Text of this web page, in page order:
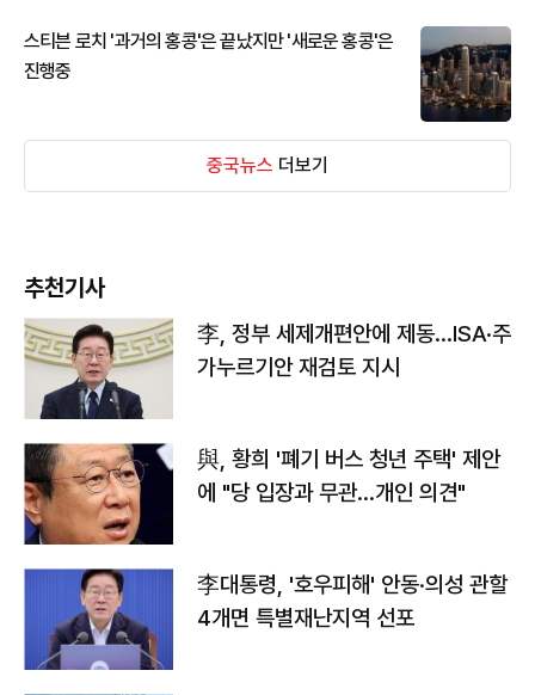
스티븐 로치 '과거의 홍콩'은 끝났지만 '새로운 홍콩'은
진행중
중국뉴스 더보기
추천기사
李, 정부 세제개편안에 제동…ISA·주
가누르기안 재검토 지시
與, 황희 '폐기 버스 청년 주택' 제안
에 "당 입장과 무관…개인 의견"
李대통령, '호우피해' 안동·의성 관할
4개면 특별재난지역 선포